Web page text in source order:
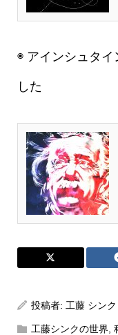
◉ アインシュタイ
した
投稿者: 工藤 シンク
工藤シンクの世界